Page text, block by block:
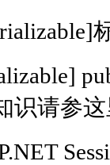
识请参这